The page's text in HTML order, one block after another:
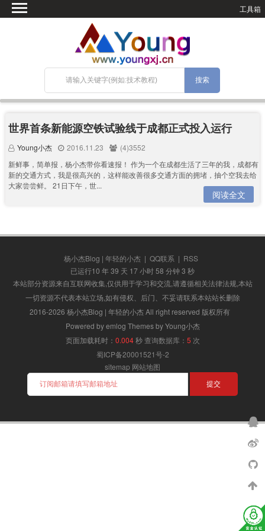
工具箱
网站搭建
关于Blog
宝塔面板
世界首条新能源空铁试验线于成都正式投入运行
Young小杰 2016.11.23
(4)3552
新鲜事，简单报，杨小杰带你看速报！ 作为一个在成都生活了三年的我，成都有
新的交通方式，我是很高兴的，这样能改善很多交通方面的拥堵，抽个空我去给
大家尝尝鲜。 21日下午，世...
阅读全文
杨小杰Blog | 年轻的小杰 | QQ联系 | RSS
已运行10 年 39 天 17 小时 58 分钟 3 秒
本站部分资源来自互联网收集,仅供用于学习和交流,请遵循相关法律法规,本站
一切资源不代表本站立场,如有侵权、后门、不妥请联系本站站长删除
2016-2026 杨小杰Blog | 年轻的小杰 All right reserved 版权所有
Powered by emlog Themes by Young小杰
页面加载耗时： 0.004秒查询数据库： 5 次
蜀ICP备20001521号-2
sitemap 网站地图